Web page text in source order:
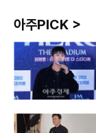
아주PICK >